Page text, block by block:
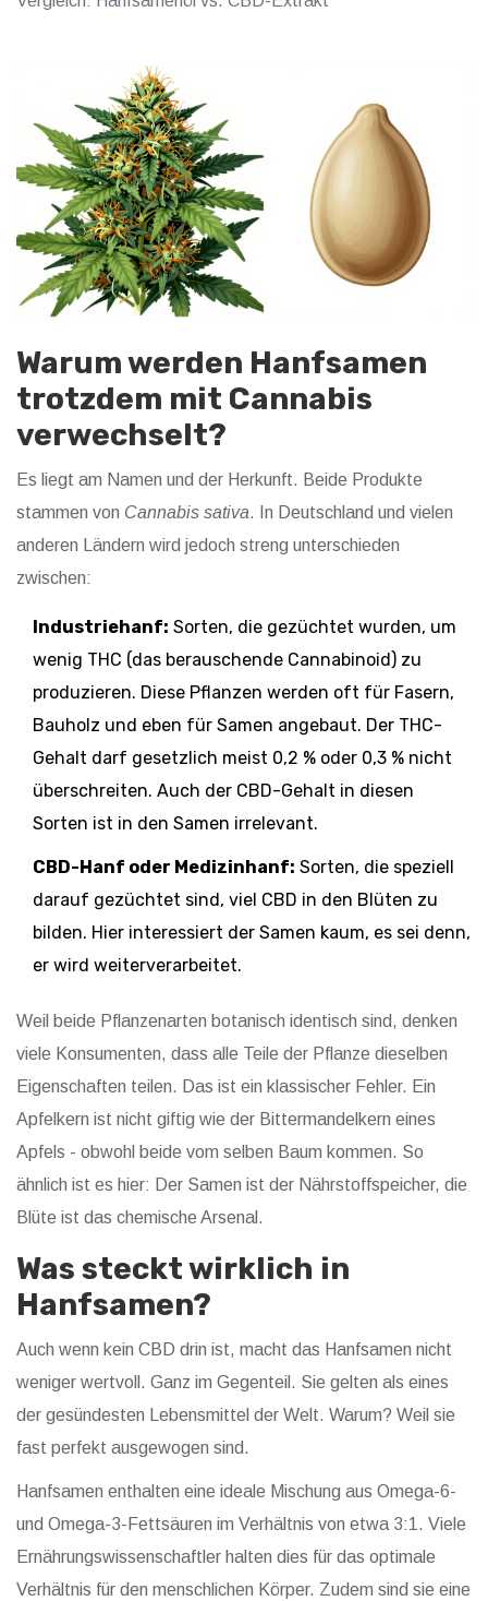
Warum werden Hanfsamen
trotzdem mit Cannabis
verwechselt?
Es liegt am Namen und der Herkunft. Beide Produkte
stammen von Cannabis sativa. In Deutschland und vielen
anderen Ländern wird jedoch streng unterschieden
zwischen:
Industriehanf: Sorten, die gezüchtet wurden, um
wenig THC (das berauschende Cannabinoid) zu
produzieren. Diese Pflanzen werden oft für Fasern,
Bauholz und eben für Samen angebaut. Der THC-
Gehalt darf gesetzlich meist 0,2 % oder 0,3 % nicht
überschreiten. Auch der CBD-Gehalt in diesen
Sorten ist in den Samen irrelevant.
CBD-Hanf oder Medizinhanf: Sorten, die speziell
darauf gezüchtet sind, viel CBD in den Blüten zu
bilden. Hier interessiert der Samen kaum, es sei denn,
er wird weiterverarbeitet.
Weil beide Pflanzenarten botanisch identisch sind, denken
viele Konsumenten, dass alle Teile der Pflanze dieselben
Eigenschaften teilen. Das ist ein klassischer Fehler. Ein
Apfelkern ist nicht giftig wie der Bittermandelkern eines
Apfels - obwohl beide vom selben Baum kommen. So
ähnlich ist es hier: Der Samen ist der Nährstoffspeicher, die
Blüte ist das chemische Arsenal.
Was steckt wirklich in
Hanfsamen?
Auch wenn kein CBD drin ist, macht das Hanfsamen nicht
weniger wertvoll. Ganz im Gegenteil. Sie gelten als eines
der gesündesten Lebensmittel der Welt. Warum? Weil sie
fast perfekt ausgewogen sind.
Hanfsamen enthalten eine ideale Mischung aus Omega-6-
und Omega-3-Fettsäuren im Verhältnis von etwa 3:1. Viele
Ernährungswissenschaftler halten dies für das optimale
Verhältnis für den menschlichen Körper. Zudem sind sie eine